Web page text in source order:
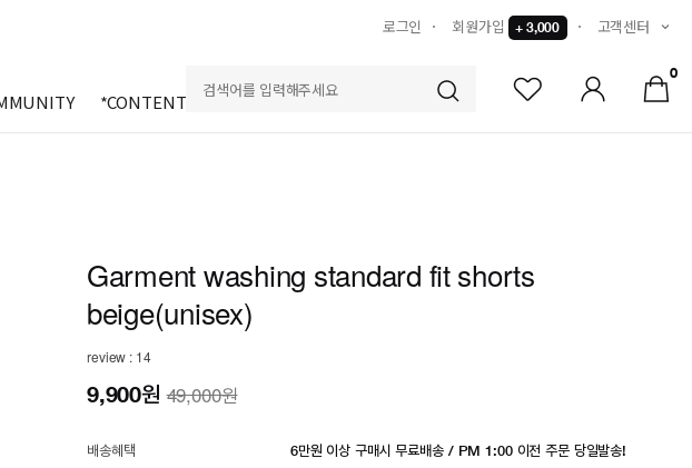
로그인 회원가입 + 3,000 고객센터
*CONTENTS
0
Garment washing standard fit shorts
beige(unisex)
review : 14
9,900원49,000원
배송혜택 6만원 이상 구매시 무료배송 / PM 1:00 이전 주문 당일발송!